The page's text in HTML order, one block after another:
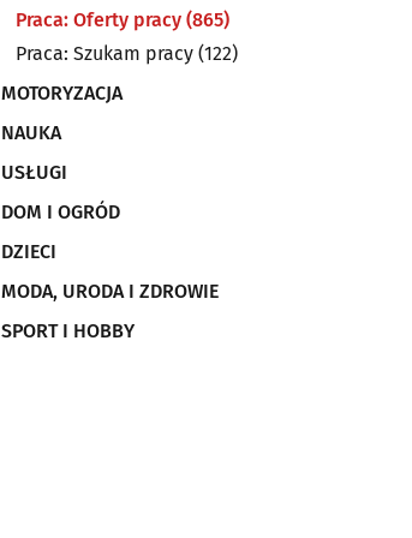
Praca: Oferty pracy (865)
Praca: Szukam pracy (122)
MOTORYZACJA
NAUKA
USŁUGI
DOM I OGRÓD
DZIECI
MODA, URODA I ZDROWIE
SPORT I HOBBY